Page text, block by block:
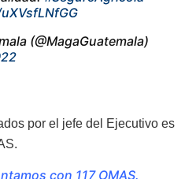
(@MagaGuatemala)
por el jefe del Ejecutivo es
con 117 OMAS.